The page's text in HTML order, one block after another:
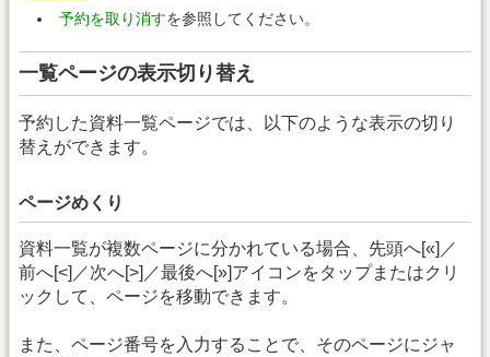
予約を取り消すを参照してください。
一覧ページの表示切り替え
予約した資料一覧ページでは、以下のような表示の切り
替えができます。
ページめくり
資料一覧が複数ページに分かれている場合、先頭へ[«]／
前へ[<]／次へ[>]／最後へ[»]アイコンをタップまたはクリ
ックして、ページを移動できます。
また、ページ番号を入力することで、そのページにジャ